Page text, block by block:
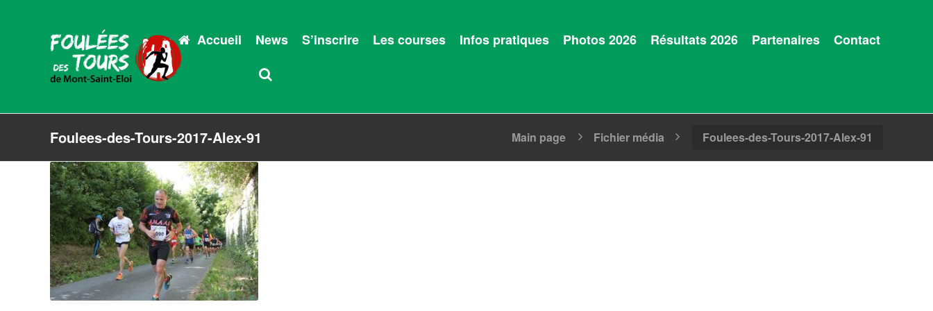
Accueil News S’inscrire Les courses Infos pratiques Photos 2026 Résultats 2026 Partenaires Contact
Foulees-des-Tours-2017-Alex-91 Main page Fichier média Foulees-des-Tours-2017-Alex-91